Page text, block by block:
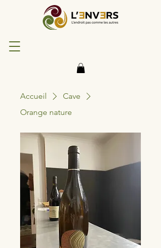
Accueil
Cave
Orange nature